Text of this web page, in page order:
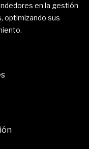
en la gestión
optimizando sus